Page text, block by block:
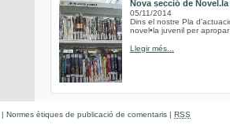
Nova secció de
05/11/2014
Dins el nostre Pla
novel•la juvenil per
Llegir més...
| Normes ètiques de publicació de comentaris | RSS